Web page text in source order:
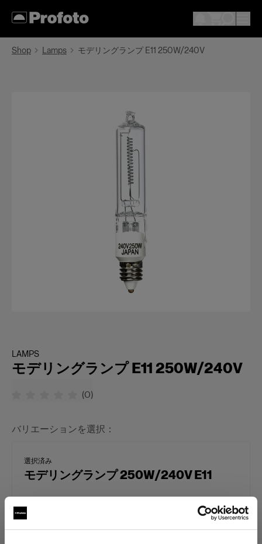
Shop Lamps モデリングランプ E11 250W/240V
LAMPS
モデリングランプ E11 250W/240V
(0)
バリエーションを選択：
選択済み
モデリングランプ 250W/240V E11
49,00 €